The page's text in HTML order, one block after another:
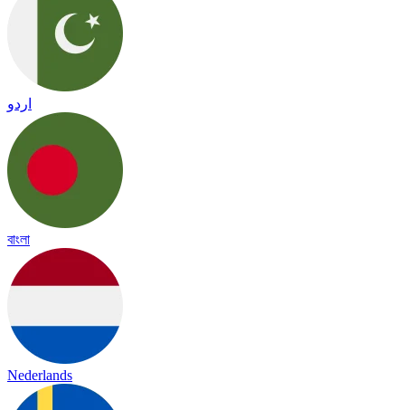
اردو
বাংলা
Nederlands